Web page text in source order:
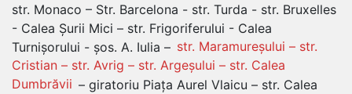
str. Monaco – Str. Barcelona - str. Turda - str. Bruxelles
- Calea Șurii Mici – str. Frigoriferului - Calea
Turnișorului - șos. A. Iulia – str. Maramureșului – str.
Cristian – str. Avrig – str. Argeșului – str. Calea
Dumbrăvii – giratoriu Piața Aurel Vlaicu – str. Calea